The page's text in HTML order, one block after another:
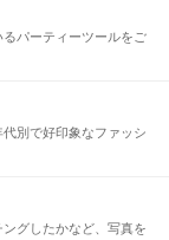
パーティーツールをご
別で好印象なファッシ
グしたかなど、写真を